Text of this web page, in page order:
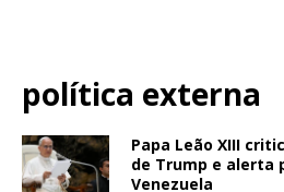
política externa
Papa Leão XIII
de Trump e alerta
Venezuela